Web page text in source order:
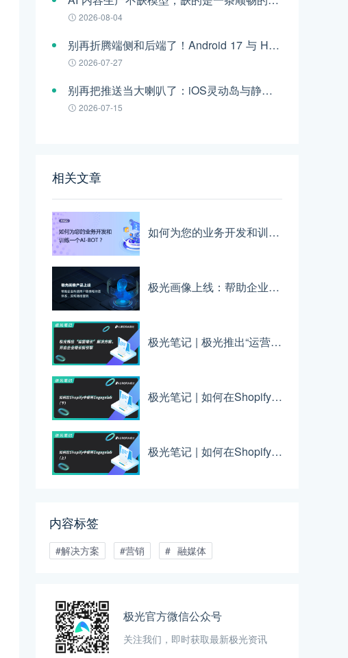
2026-08-04
别再折腾端侧和后端了！Android 17 与 HarmonyOS 6 时代的跨平台推送指南
2026-07-27
别再把推送当大喇叭了：iOS灵动岛与静默通知，正在重构App的留存法则
2026-07-15
相关文章
如何为您的业务开发和训练一个AI-BOT？
极光画像上线：帮助企业构建用户画像和标签体系，实现精准营销
极光笔记 | 极光推出“运营增长”解决方案，开启企业增长新引擎
极光笔记 | 如何在Shopify中使用EngageLab （下）
极光笔记 | 如何在Shopify中使用Engagelab（上）
内容标签
#解决方案 #营销 # 融媒体
极光官方微信公众号
关注我们，即时获取最新极光资讯